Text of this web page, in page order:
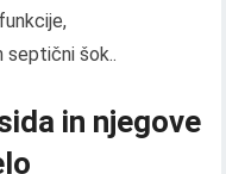
septični šok..
in njegove